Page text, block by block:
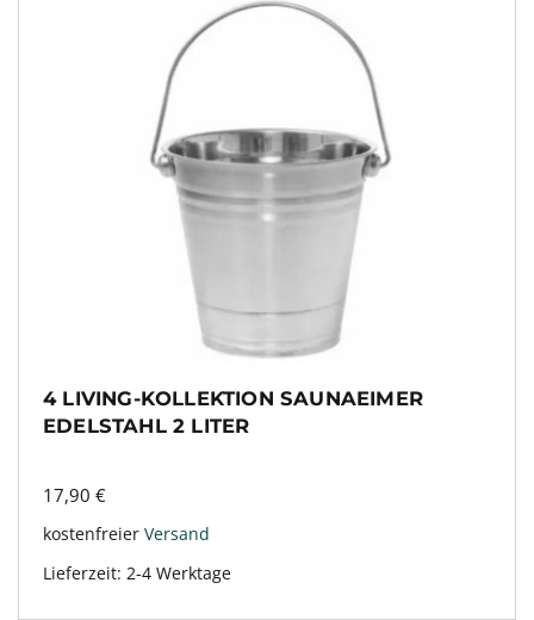
4 LIVING-KOLLEKTION SAUNAEIMER
EDELSTAHL 2 LITER
17,90 €
kostenfreier Versand
Lieferzeit: 2-4 Werktage